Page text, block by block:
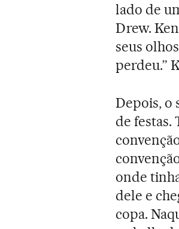
lado de
Drew.
seus
perdeu.”
Depois, o
de festas.
onde
dele e
copa.